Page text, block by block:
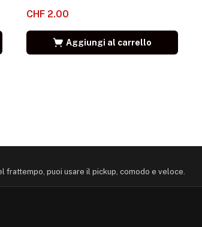
CHF 2.00
Aggiungi al carrello
puoi usare il pickup, comodo e veloce.